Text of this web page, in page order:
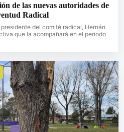
de las nuevas autoridades de
Radical
del comité radical, Hernán
que la acompañará en el periodo